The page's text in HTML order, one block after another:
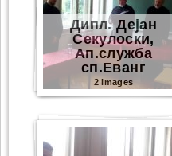
Дипл. Дејан
Секулоски,
Ап.служба
сп.Еванг
2 images